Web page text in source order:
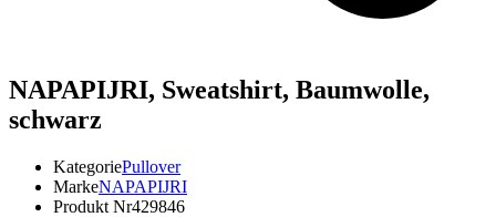
NAPAPIJRI, Sweatshirt, Baumwolle,
schwarz
KategoriePullover
MarkeNAPAPIJRI
Produkt Nr429846